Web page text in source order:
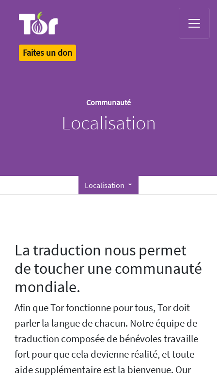
Faites un don
Communauté
Localisation
Localisation
La traduction nous permet
de toucher une communauté
mondiale.
Afin que Tor fonctionne pour tous, Tor doit
parler la langue de chacun. Notre équipe de
traduction composée de bénévoles travaille
fort pour que cela devienne réalité, et toute
aide supplémentaire est la bienvenue. Our